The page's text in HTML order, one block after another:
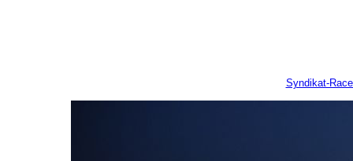
Syndikat-